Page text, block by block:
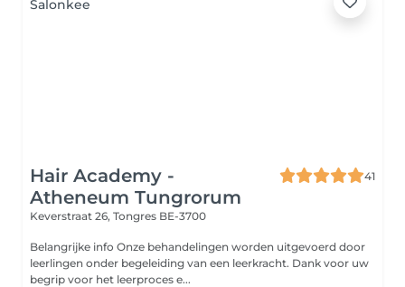
Hair Academy -
Atheneum Tungrorum
41
Keverstraat 26, Tongres BE-3700
Belangrijke info Onze behandelingen worden uitgevoerd door
leerlingen onder begeleiding van een leerkracht. Dank voor uw
begrip voor het leerproces e...